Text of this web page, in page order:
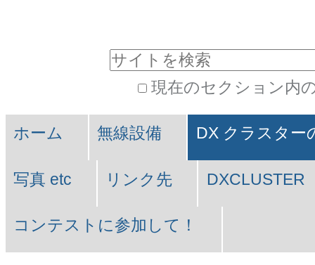
ツ
飛
ナ
ル
ー
現在のセクション内
細
索
Navigation
ホーム 無線設備 DX クラスター
写真 etc リンク先 DXCLUSTER
コンテストに参加して！